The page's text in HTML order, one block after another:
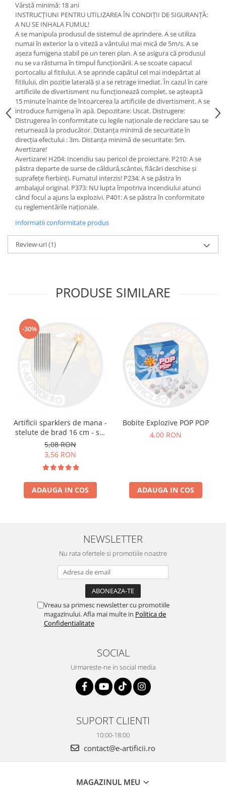
Vârstă minimă: 18 ani
INSTRUCȚIUNI PENTRU UTILIZAREA ÎN CONDIȚII DE SIGURANȚĂ:
A NU SE INHALA FUMUL!
A se manipula produsul de sistemul de aprindere. A se utiliza
numai în exterior la o viteză a vântului mai mică de 5m/s. A se
așeza fumigena stabil pe un teren plan. A se asigura că produsul
nu se va răsturna în timpul funcționării. A se scoate capacul
portocaliu al fitilului. A se aprinde capătul cel mai indepărtat al
fitilului, din poziție laterală și a se retrage imediat. În cazul în care
artificiile de divertisment nu funcționează complet, se așteaptă
15 minute înainte de întoarcerea la artificiile de divertisment. A se
introduce fumigena în apă. Depozitare: Uscat. Distrugere:
Distrugerea în conformitate cu legile naționale de reciclare sau se
returnează la producător. Distanța minimă de securitate în
direcția efectului : 3m. Distanța minimă de securitate: 5m.
Avertizare!
Avertizare! H204: Incendiu sau pericol de proiectare. P210: A se
păstra departe de surse de căldură,scântei, flăcări deschise și
suprafețe fierbinți. Fumatul interzis! P234: A se păstra în
ambalajul original. P373: NU lupta împotriva incendiului atunci
când focul a ajuns la explozivi. P401: A se păstra în conformitate
cu reglementările naționale.
Informatii conformitate produs
Review-uri(1)
PRODUSE SIMILARE
-30%
Artificii sparklers de mana -
stelute de brad 16 cm - set
10 buc
5,08 RON
3,56 RON
ADAUGA IN COS
Bobite Explozive POP POP
4,00 RON
ADAUGA IN COS
NEWSLETTER
Nu rata ofertele si promotiile noastre
Vreau sa primesc newsletter cu promotiile
magazinului. Afla mai multe in Politica de
Confidentialitate
SOCIAL
Urmareste-ne in social media
SUPORT CLIENTI
10:00-18:00
contact@e-artificii.ro
MAGAZINUL MEU